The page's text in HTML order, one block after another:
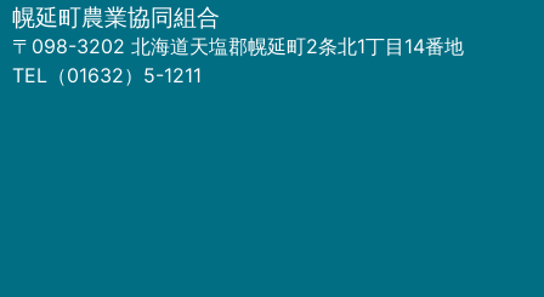
幌延町農業協同組合
〒098-3202 北海道天塩郡幌延町2条北1丁目14番地
TEL（01632）5-1211